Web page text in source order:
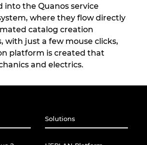
into the Quanos service
where they flow directly
catalog creation
with just a few mouse clicks,
platform is created that
and electrics.
Solutions